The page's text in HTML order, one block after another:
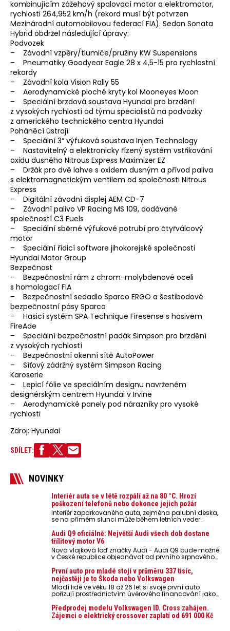
kombinujícím zážehový spalovací motor a elektromotor,
rychlosti 264,952 km/h (rekord musí být potvrzen
Mezinárodní automobilovou federací FIA). Sedan Sonata
Hybrid obdržel následující úpravy:
Podvozek
– Závodní vzpěry/tlumiče/pružiny KW Suspensions
– Pneumatiky Goodyear Eagle 28 x 4,5-15 pro rychlostní
rekordy
– Závodní kola Vision Rally 55
– Aerodynamické ploché kryty kol Mooneyes Moon
– Speciální brzdová soustava Hyundai pro brzdění
z vysokých rychlostí od týmu specialistů na podvozky
z amerického technického centra Hyundai
Poháněcí ústrojí
– Speciální 3“ výfuková soustava Injen Technology
– Nastavitelný a elektronicky řízený systém vstřikování
oxidu dusného Nitrous Express Maximizer EZ
– Držák pro dvě lahve s oxidem dusným a přívod paliva
s elektromagnetickým ventilem od společnosti Nitrous
Express
– Digitální závodní displej AEM CD-7
– Závodní palivo VP Racing MS 109, dodávané
společností C3 Fuels
– Speciální sběrné výfukové potrubí pro čtyřválcový
motor
– Speciální řídicí software jihokorejské společnosti
Hyundai Motor Group
Bezpečnost
– Bezpečnostní rám z chrom-molybdenové oceli
s homologací FIA
– Bezpečnostní sedadlo Sparco ERGO a šestibodové
bezpečnostní pásy Sparco
– Hasicí systém SPA Technique Firesense s hasivem
FireAde
– Speciální bezpečnostní padák Simpson pro brzdění
z vysokých rychlostí
– Bezpečnostní okenní sítě AutoPower
– Síťový zádržný systém Simpson Racing
Karoserie
– Lepicí fólie ve speciálním designu navrženém
designérským centrem Hyundai v Irvine
– Aerodynamické panely pod nárazníky pro vysoké
rychlosti
Zdroj: Hyundai
SDÍLET:
NOVINKY
Interiér auta se v létě rozpálí až na 80 °C. Hrozí
poškození telefonů nebo dokonce jejich požár
Interiér zaparkovaného auta, zejména palubní deska,
se na přímém slunci může během letních veder
nebezpečí pro odložené mobilní telefony, powerbanky
nebo notebooky. Můžou urychlit stárnutí baterií,
poškodit elektroniku a ve výjimečných případech i
zvýšit riziko požáru.
Audi Q9 oficiálně: Největší Audi všech dob dostane
třílitový motor V6
Nová vlajková loď značky Audi - Audi Q9 bude možné
v České republice objednávat od prvního srpnového
První auto pro mladé stojí v průměru 337 tisíc,
nejčastěji je to Škoda nebo Volkswagen
Mladí lidé ve věku 18 až 26 let si svoje první auto
pořizují prostřednictvím úvěrového financování jako
auto. Průměrná pořizovací cena vozu dosahuje 337
tisíc korun a průměrná financovaná částka
přesahuje 251 tisíc korun. Vyplývá to z dat Leasingu
Předprodej modelu Volkswagen ID. Cross zahájen.
Zájemci o elektrický crossover zaplatí od 691 000 Kč